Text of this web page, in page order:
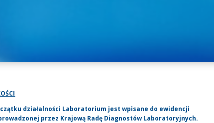
działalności Laboratorium jest wpisane do ewidencji
przez Krajową Radę Diagnostów Laboratoryjnych.